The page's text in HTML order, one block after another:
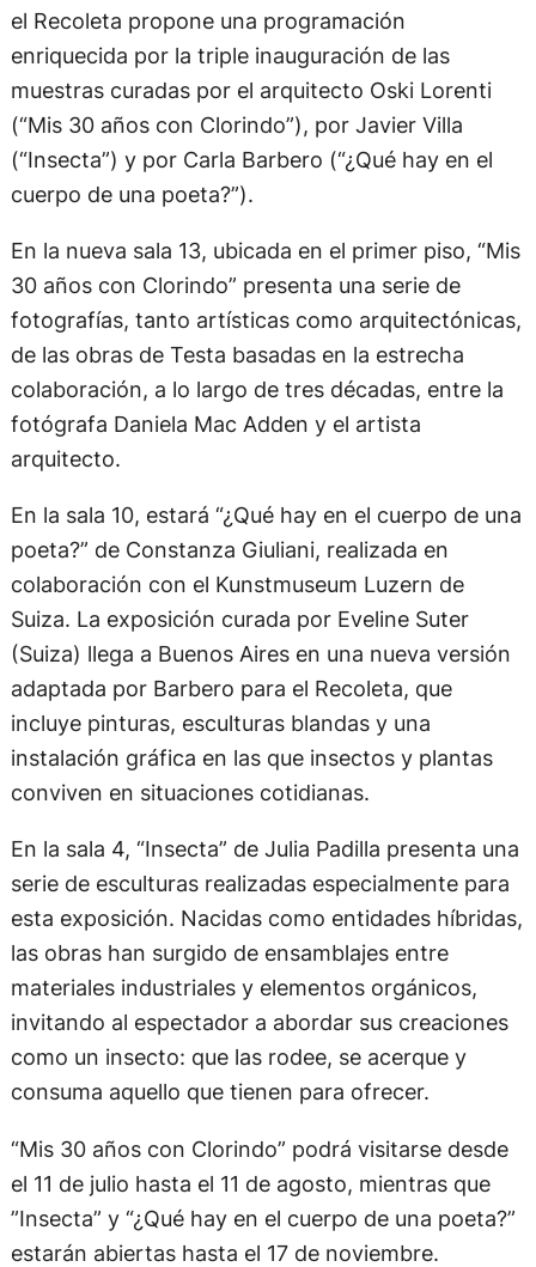
el Recoleta propone una programación
enriquecida por la triple inauguración de las
muestras curadas por el arquitecto Oski Lorenti
(“Mis 30 años con Clorindo”), por Javier Villa
(“Insecta”) y por Carla Barbero (“¿Qué hay en el
cuerpo de una poeta?”).
En la nueva sala 13, ubicada en el primer piso, “Mis
30 años con Clorindo” presenta una serie de
fotografías, tanto artísticas como arquitectónicas,
de las obras de Testa basadas en la estrecha
colaboración, a lo largo de tres décadas, entre la
fotógrafa Daniela Mac Adden y el artista
arquitecto.
En la sala 10, estará “¿Qué hay en el cuerpo de una
poeta?” de Constanza Giuliani, realizada en
colaboración con el Kunstmuseum Luzern de
Suiza. La exposición curada por Eveline Suter
(Suiza) llega a Buenos Aires en una nueva versión
adaptada por Barbero para el Recoleta, que
incluye pinturas, esculturas blandas y una
instalación gráfica en las que insectos y plantas
conviven en situaciones cotidianas.
En la sala 4, “Insecta” de Julia Padilla presenta una
serie de esculturas realizadas especialmente para
esta exposición. Nacidas como entidades híbridas,
las obras han surgido de ensamblajes entre
materiales industriales y elementos orgánicos,
invitando al espectador a abordar sus creaciones
como un insecto: que las rodee, se acerque y
consuma aquello que tienen para ofrecer.
“Mis 30 años con Clorindo” podrá visitarse desde
el 11 de julio hasta el 11 de agosto, mientras que
”Insecta” y “¿Qué hay en el cuerpo de una poeta?”
estarán abiertas hasta el 17 de noviembre.